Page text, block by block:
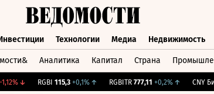
Технологии Медиа Недвижимость
Аналитика Капитал Страна
↓ RGBI 115,3 +0,1%↑ RGBITR 777,11 +0,2%↑ CNY Бирж.